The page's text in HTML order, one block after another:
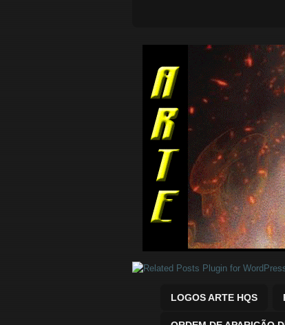
Quadrinhos Marvel e DC
LOGOS ARTE HQS